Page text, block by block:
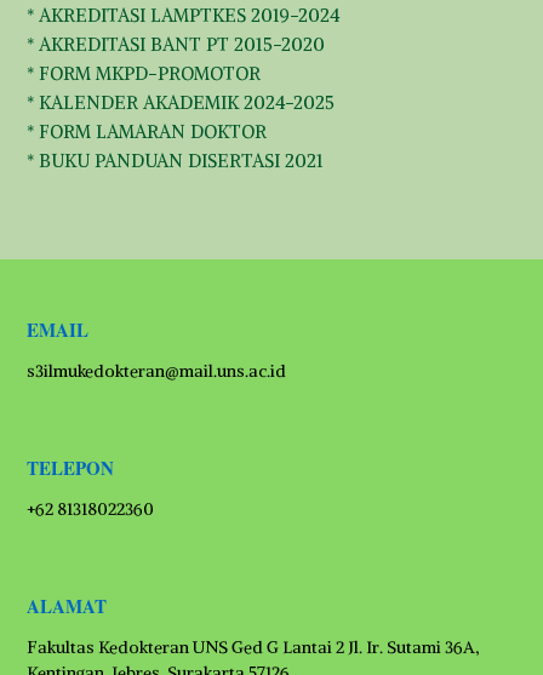
* AKREDITASI LAMPTKES 2019-2024
* AKREDITASI BANT PT 2015-2020
* FORM MKPD-PROMOTOR
* KALENDER AKADEMIK 2024-2025
* FORM LAMARAN DOKTOR
* BUKU PANDUAN DISERTASI 2021
EMAIL
s3ilmukedokteran@mail.uns.ac.id
TELEPON
+62 81318022360
ALAMAT
Fakultas Kedokteran UNS Ged G Lantai 2 Jl. Ir. Sutami 36A,